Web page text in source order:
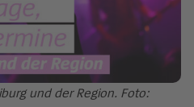
und der Region. Foto: